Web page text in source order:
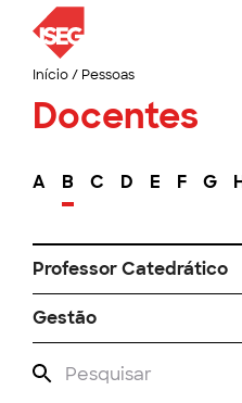
Início/ Pessoas
Docentes
A B C D E F G
Professor Catedrático
Gestão